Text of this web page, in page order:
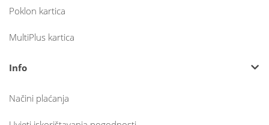
Poklon kartica
MultiPlus kartica
Info
Načini plaćanja